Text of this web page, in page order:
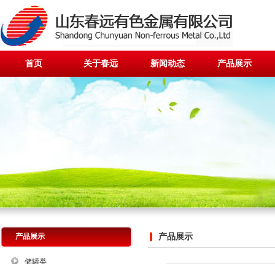
首页 关于春远 新闻动态 产品展示
产品展示
储罐类
产品展示